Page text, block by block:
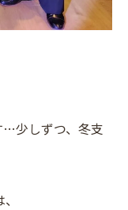
…少しずつ、冬支